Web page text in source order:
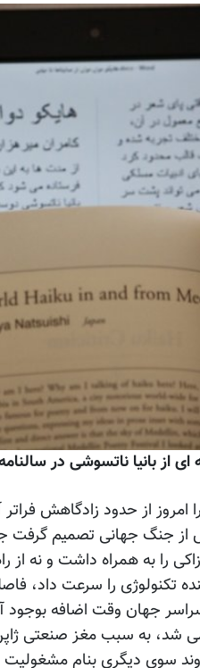
ای از بانیا ناتسوشی در
امروز از حدود زادگاهش
جنگ جهانی تصمیم گرفت
را به همراه داشت و نه
تکنولوژی را سرعت داد،
جهان وقت اضافه بوجود
می شد، به سبب مغز صنعتی
سوی دیگری بنام مشغولیت